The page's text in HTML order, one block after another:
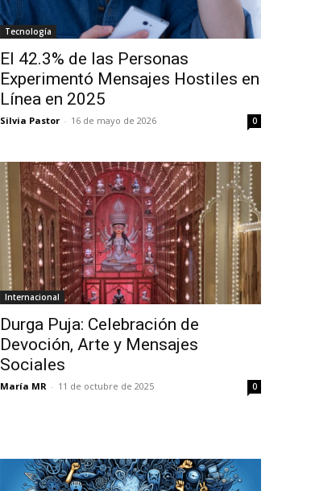
Tecnología
El 42.3% de las Personas
Experimentó Mensajes Hostiles en
Línea en 2025
Silvia Pastor - 16 de mayo de 2026 0
Internacional
Durga Puja: Celebración de
Devoción, Arte y Mensajes
Sociales
María MR - 11 de octubre de 2025 0